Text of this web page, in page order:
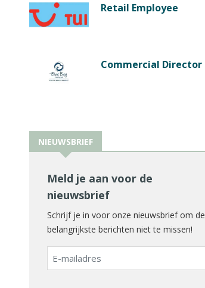
Retail Employee
Commercial Director
NIEUWSBRIEF
Meld je aan voor de
nieuwsbrief
Schrijf je in voor onze nieuwsbrief om de
belangrijkste berichten niet te missen!
E-
mailadres